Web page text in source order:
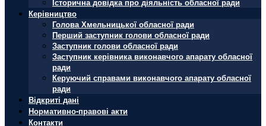
Керівництво
Голова Хмельницької обласної ради
Перший заступник голови обласної ради
Заступник голови обласної ради
Заступник керівника виконавчого апарату обласної
ради
Керуючий справами виконавчого апарату обласної
ради
Відкриті дані
Нормативно-правові акти
Контакти